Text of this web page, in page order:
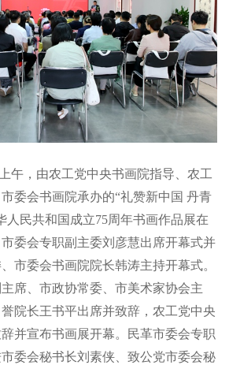
午，由农工党中央书画院指导、农工
委会书画院承办的“礼赞新中国 丹青
民共和国成立75周年书画作品展在
委会专职副主委刘彦慧出席开幕式并
市委会书画院院长韩涛主持开幕式。
席、市政协常委、市美术家协会主
院长王书平出席并致辞，农工党中央
并宣布书画展开幕。民革市委会专职
委会秘书长刘素侠、致公党市委会秘